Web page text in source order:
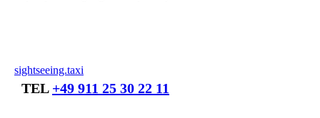
sightseeing.taxi
TEL +49 911 25 30 22 11